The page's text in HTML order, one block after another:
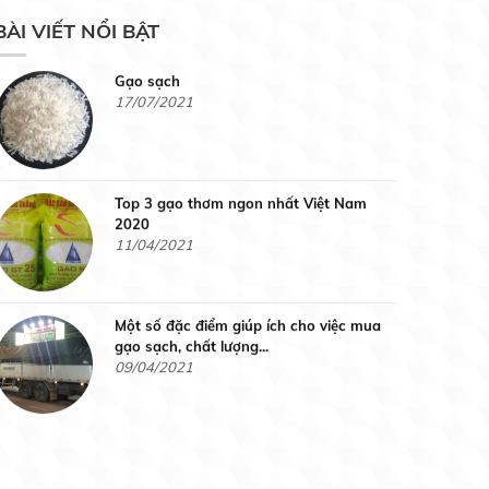
Liên hệ
Liên hệ
VIẾT NỔI BẬT
Gạo sạch
17/07/2021
Top 3 gạo thơm ngon nhất Việt Nam
2020
11/04/2021
Một số đặc điểm giúp ích cho việc mua
gạo sạch, chất lượng...
09/04/2021